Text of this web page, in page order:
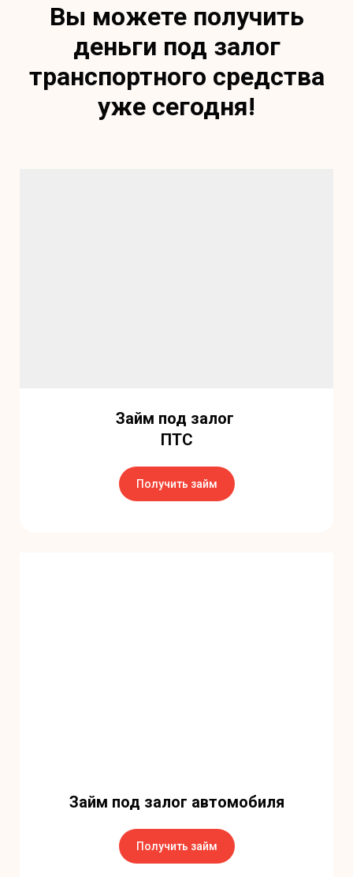
Вы можете получить
деньги под залог
транспортного средства
уже сегодня!
Займ под залог
ПТС
Получить займ
Займ под залог автомобиля
Получить займ